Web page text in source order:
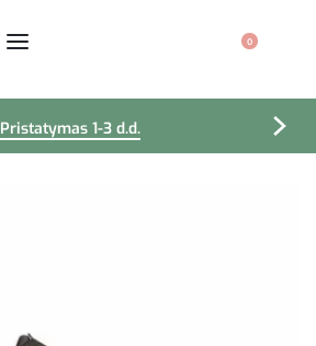
0
Pristatymas 1-3 d.d.